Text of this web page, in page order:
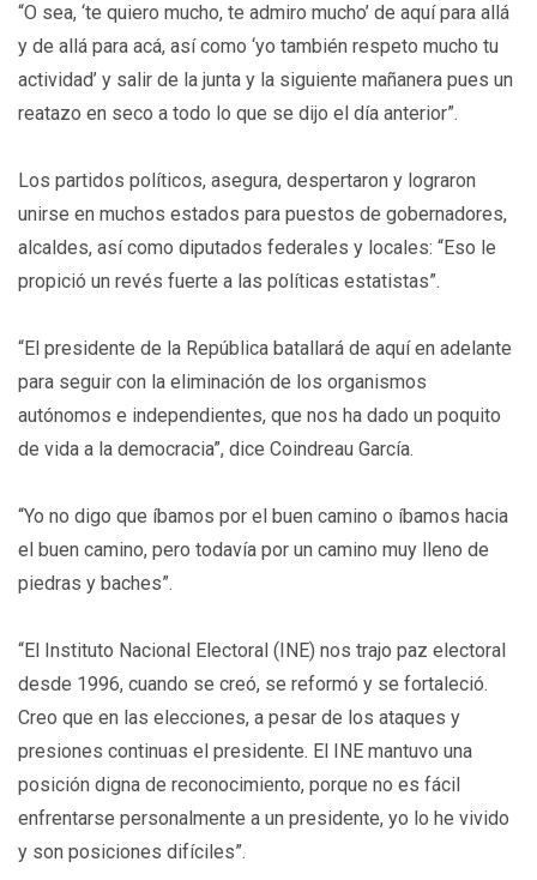
“O sea, ‘te quiero mucho, te admiro mucho’ de aquí para allá
y de allá para acá, así como ‘yo también respeto mucho tu
actividad’ y salir de la junta y la siguiente mañanera pues un
reatazo en seco a todo lo que se dijo el día anterior”.
Los partidos políticos, asegura, despertaron y lograron
unirse en muchos estados para puestos de gobernadores,
alcaldes, así como diputados federales y locales: “Eso le
propició un revés fuerte a las políticas estatistas”.
“El presidente de la República batallará de aquí en adelante
para seguir con la eliminación de los organismos
autónomos e independientes, que nos ha dado un poquito
de vida a la democracia”, dice Coindreau García.
“Yo no digo que íbamos por el buen camino o íbamos hacia
el buen camino, pero todavía por un camino muy lleno de
piedras y baches”.
“El Instituto Nacional Electoral (INE) nos trajo paz electoral
desde 1996, cuando se creó, se reformó y se fortaleció.
Creo que en las elecciones, a pesar de los ataques y
presiones continuas el presidente. El INE mantuvo una
posición digna de reconocimiento, porque no es fácil
enfrentarse personalmente a un presidente, yo lo he vivido
y son posiciones difíciles”.